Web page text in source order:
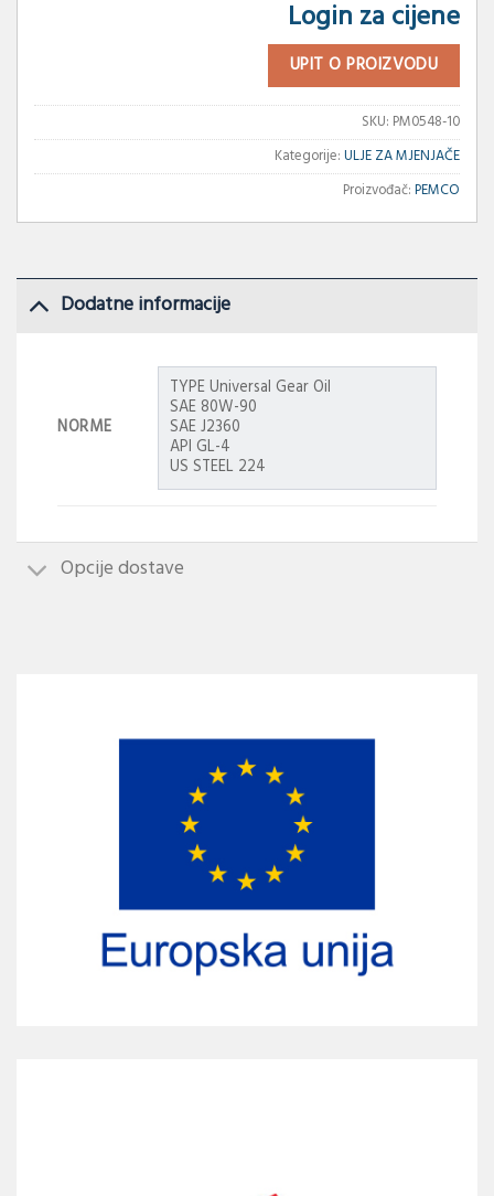
Login za cijene
UPIT O PROIZVODU
SKU: PM0548-10
Kategorije:ULJE ZA MJENJAČE
Proizvođač:PEMCO
Dodatne informacije
NORME
TYPE Universal Gear Oil
SAE 80W-90
SAE J2360
API GL-4
US STEEL 224
Opcije dostave